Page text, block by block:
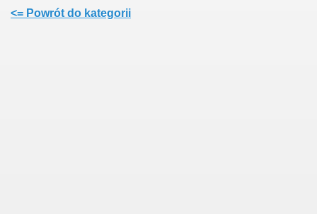
<= Powrót do kategorii